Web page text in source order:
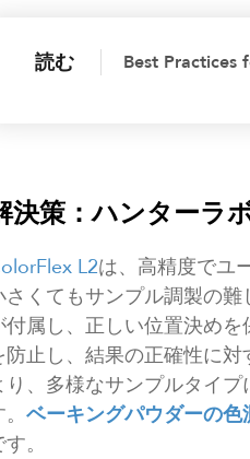
読む Best Practices
決策：ハンターラ
L2は、高精度でユ
さくてもサンプル調製の
付属し、正しい位置決め
防止し、結果の正確性に
り、多様なサンプルタイ
ベーキングパウダーの色
す。